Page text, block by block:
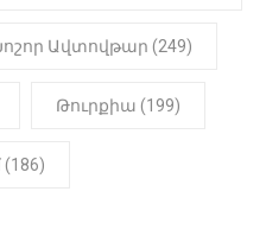
Ավտովթար (249)
Թուրքիա (199)